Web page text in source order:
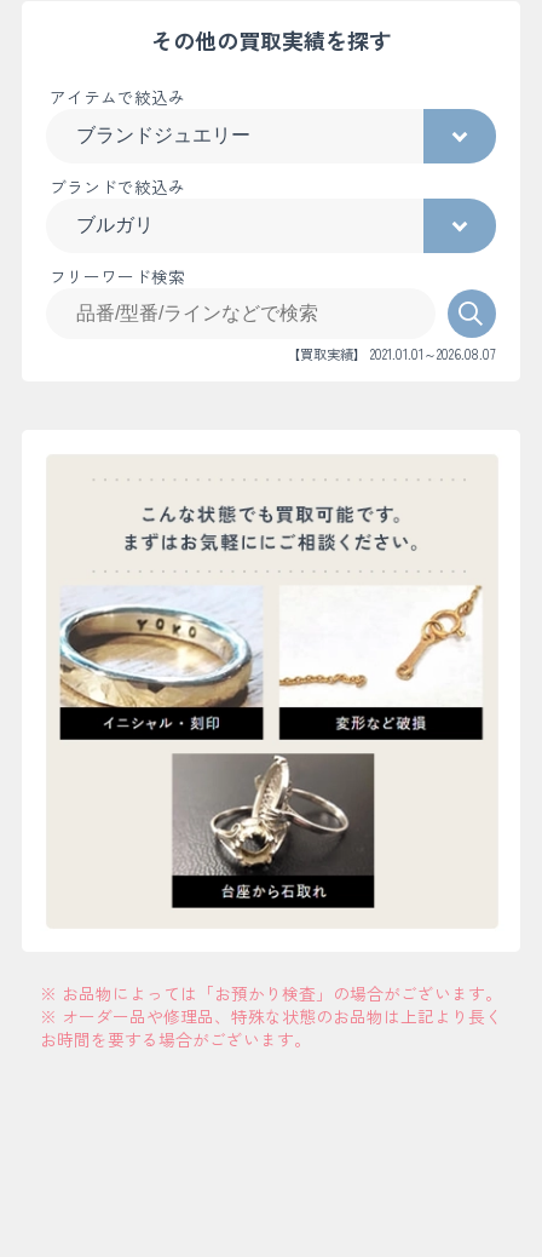
その他の買取実績を探す
アイテムで絞込み
ブランドで絞込み
フリーワード検索
【買取実績】 2021.01.01～2026.08.07
※ お品物によっては「お預かり検査」の場合がございます。
※ オーダー品や修理品、特殊な状態のお品物は上記より長く
お時間を要する場合がございます。